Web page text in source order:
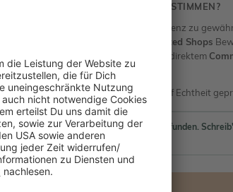
WOHER KOMMEN DIESE STIMMEN?
Um Vertrauen und Transparenz zu
Trusted Shops
(unabhängig verifiziert) mit direktem
unserer Kunden.
Alle Rezensionen werden auf Echtheit
Keine Bewertungen gefunden.
Produkt findest.